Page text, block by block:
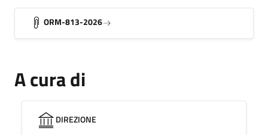
ORM-813-2026
A cura di
DIREZIONE